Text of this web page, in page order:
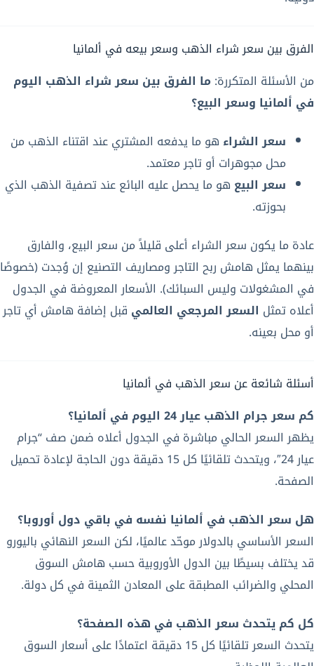
الفرق بين سعر شراء الذهب وسعر بيعه في ألمانيا
من الأسئلة المتكررة: ما الفرق بين سعر شراء الذهب اليوم
في ألمانيا وسعر البيع؟
سعر الشراء هو ما يدفعه المشتري عند اقتناء الذهب من
محل مجوهرات أو تاجر معتمد.
سعر البيع هو ما يحصل عليه البائع عند تصفية الذهب الذي
بحوزته.
عادة ما يكون سعر الشراء أعلى قليلاً من سعر البيع، والفارق
بينهما يمثل هامش ربح التاجر ومصاريف التصنيع إن وُجدت (خصوصًا
في المشغولات وليس السبائك). الأسعار المعروضة في الجدول
أعلاه تمثل السعر المرجعي العالمي قبل إضافة هامش أي تاجر
أو محل بعينه.
أسئلة شائعة عن سعر الذهب في ألمانيا
كم سعر جرام الذهب عيار 24 اليوم في ألمانيا؟
يظهر السعر الحالي مباشرة في الجدول أعلاه ضمن صف “جرام
عيار 24″، ويتحدث تلقائيًا كل 15 دقيقة دون الحاجة لإعادة تحميل
الصفحة.
هل سعر الذهب في ألمانيا نفسه في باقي دول أوروبا؟
السعر الأساسي بالدولار موحّد عالميًا، لكن السعر النهائي باليورو
قد يختلف بسيطًا بين الدول الأوروبية حسب هامش السوق
المحلي والضرائب المطبقة على المعادن الثمينة في كل دولة.
كل كم يتحدث سعر الذهب في هذه الصفحة؟
يتحدث السعر تلقائيًا كل 15 دقيقة اعتمادًا على أسعار السوق